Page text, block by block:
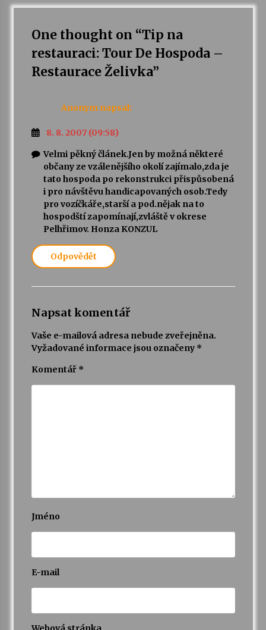
One thought on “Tip na
restauraci: Tour De Hospoda –
Restaurace Želivka”
Anonym napsal:
8. 8. 2007 (09:58)
Velmi pěkný článek.Jen by možná některé
občany ze vzálenějšího okolí zajímalo,zda je
tato hospoda po rekonstrukci přispůsobená
i pro návštěvu handicapovaných osob.Tedy
pro vozíčkáře,starší a pod.nějak na to
hospodští zapomínají,zvláště v okrese
Pelhřimov. Honza KONZUL
Odpovědět
Napsat komentář
Vaše e-mailová adresa nebude zveřejněna.
Vyžadované informace jsou označeny *
Komentář *
Jméno
E-mail